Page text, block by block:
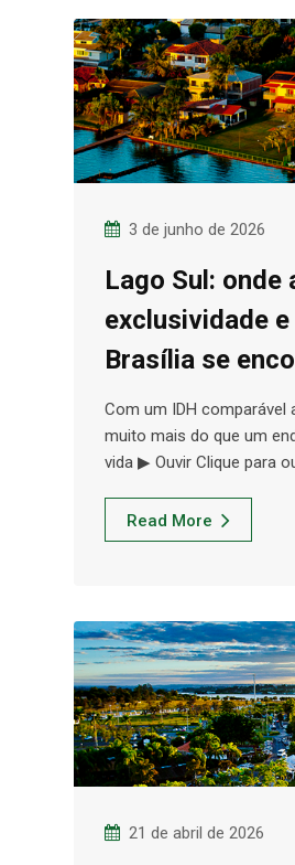
3 de junho de 2026
Lago Sul: onde
exclusividade
Brasília se
Com um IDH comparável
muito mais do que um
vida ▶ Ouvir Clique para
Read More
21 de abril de 2026